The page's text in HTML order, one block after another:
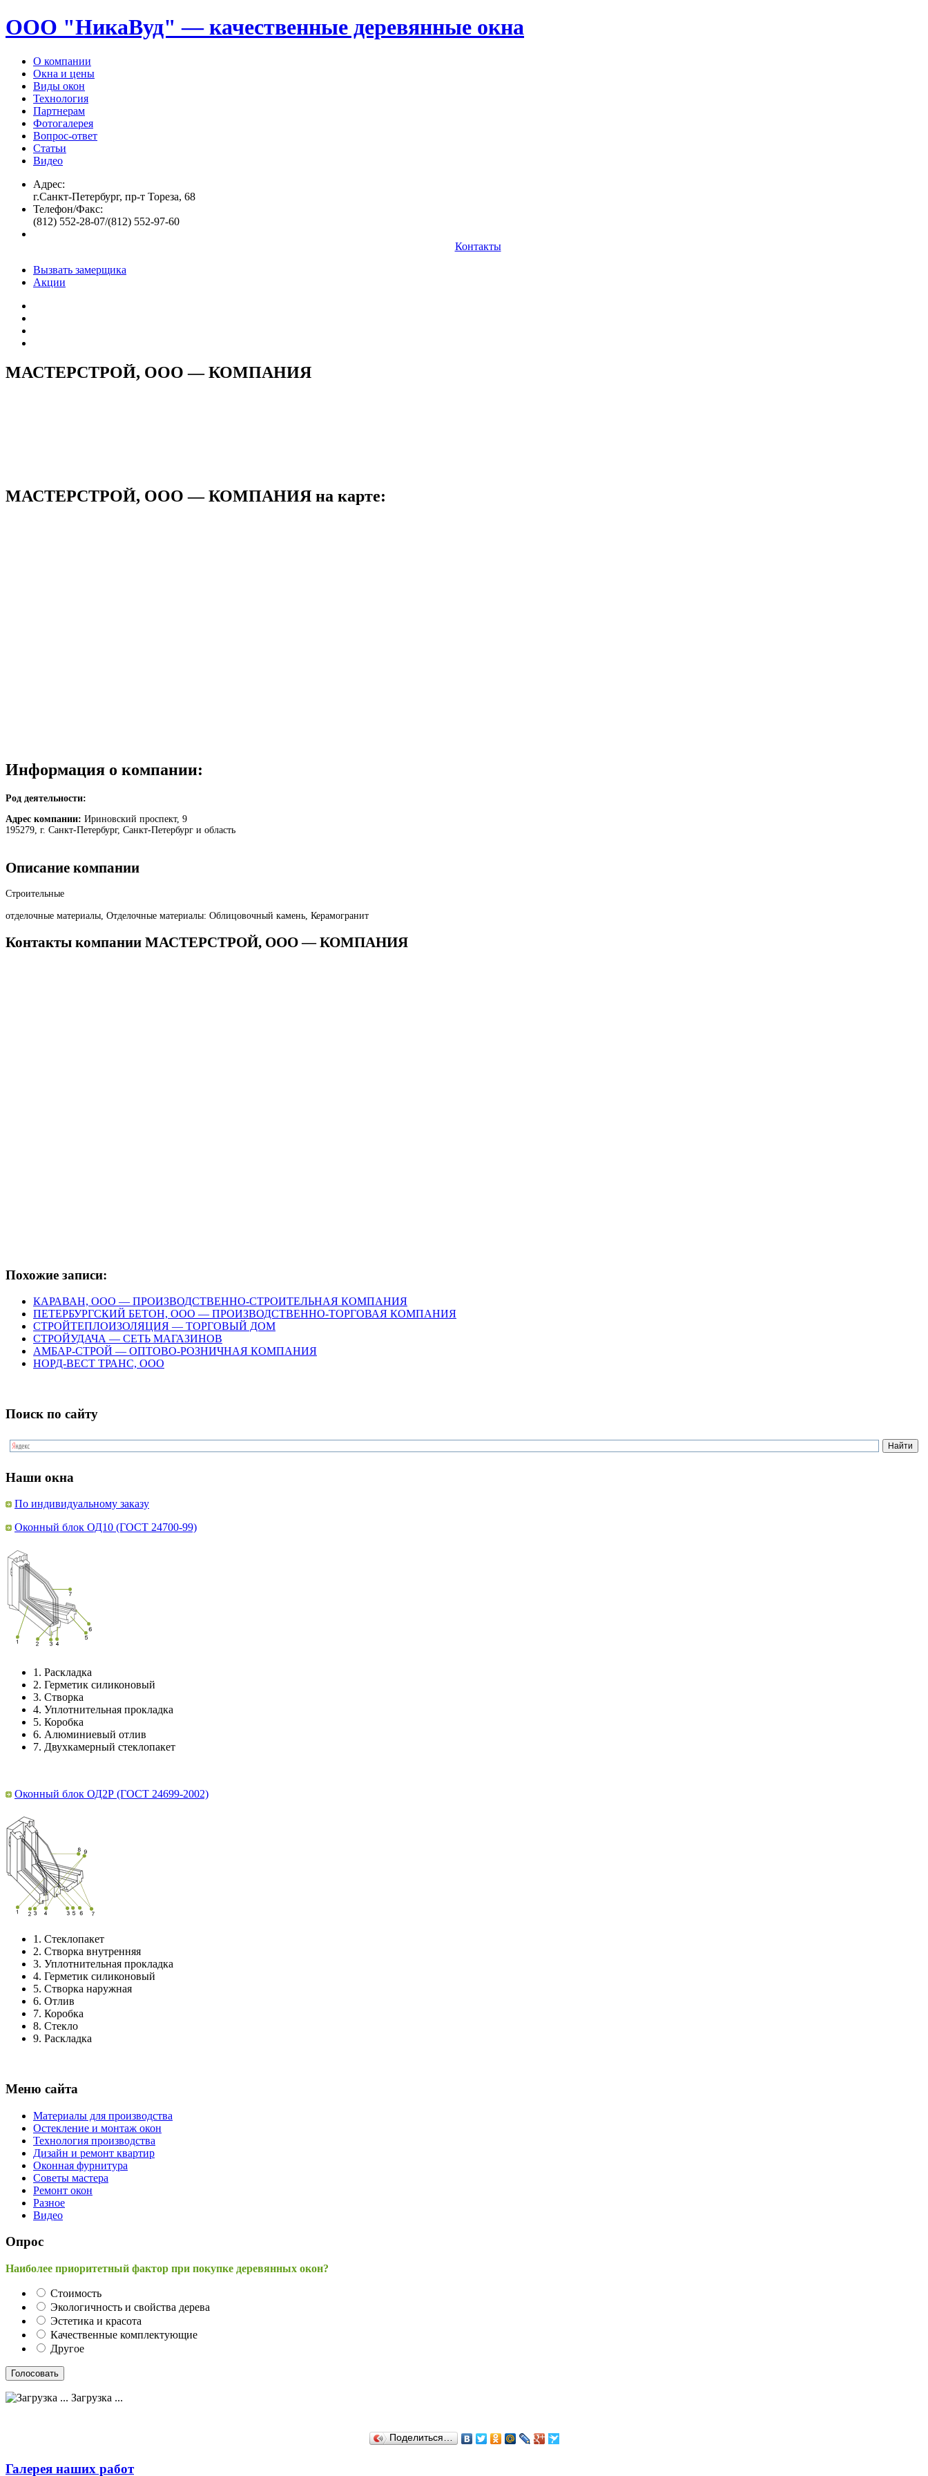
ООО "НикаВуд" — качественные деревянные окна
О компании
Окна и цены
Виды окон
Технология
Партнерам
Фотогалерея
Вопрос-ответ
Статьи
Видео
Адрес:
г.Санкт-Петербург, пр-т Тореза, 68
Телефон/Факс:
(812) 552-28-07/(812) 552-97-60
Контакты
Вызвать замерщика
Акции
МАСТЕРСТРОЙ, ООО — КОМПАНИЯ
МАСТЕРСТРОЙ, ООО — КОМПАНИЯ на карте:
Информация о компании:
Род деятельности:
Адрес компании: Ириновский проспект, 9
195279, г. Санкт-Петербург, Санкт-Петербург и область
Описание компании
Строительные
отделочные материалы, Отделочные материалы: Облицовочный камень, Керамогранит
Контакты компании МАСТЕРСТРОЙ, ООО — КОМПАНИЯ
Похожие записи:
КАРАВАН, ООО — ПРОИЗВОДСТВЕННО-СТРОИТЕЛЬНАЯ КОМПАНИЯ
ПЕТЕРБУРГСКИЙ БЕТОН, ООО — ПРОИЗВОДСТВЕННО-ТОРГОВАЯ КОМПАНИЯ
СТРОЙТЕПЛОИЗОЛЯЦИЯ — ТОРГОВЫЙ ДОМ
СТРОЙУДАЧА — СЕТЬ МАГАЗИНОВ
АМБАР-СТРОЙ — ОПТОВО-РОЗНИЧНАЯ КОМПАНИЯ
НОРД-ВЕСТ ТРАНС, ООО
Поиск по сайту
Наши окна
По индивидуальному заказу
Оконный блок ОД10 (ГОСТ 24700-99)
1. Раскладка
2. Герметик силиконовый
3. Створка
4. Уплотнительная прокладка
5. Коробка
6. Алюминиевый отлив
7. Двухкамерный стеклопакет
Оконный блок ОД2Р (ГОСТ 24699-2002)
1. Стеклопакет
2. Створка внутренняя
3. Уплотнительная прокладка
4. Герметик силиконовый
5. Створка наружная
6. Отлив
7. Коробка
8. Стекло
9. Раскладка
Меню сайта
Материалы для производства
Остекление и монтаж окон
Технология производства
Дизайн и ремонт квартир
Оконная фурнитура
Советы мастера
Ремонт окон
Разное
Видео
Опрос
Наиболее приоритетный фактор при покупке деревянных окон?
Стоимость
Экологичность и свойства дерева
Эстетика и красота
Качественные комплектующие
Другое
Загрузка ...
Поделиться…
Галерея наших работ